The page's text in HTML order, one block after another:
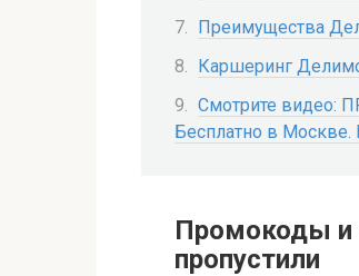
Преимущества
Каршеринг
Смотрите видео:
Бесплатно в
Промокоды и
пропустили